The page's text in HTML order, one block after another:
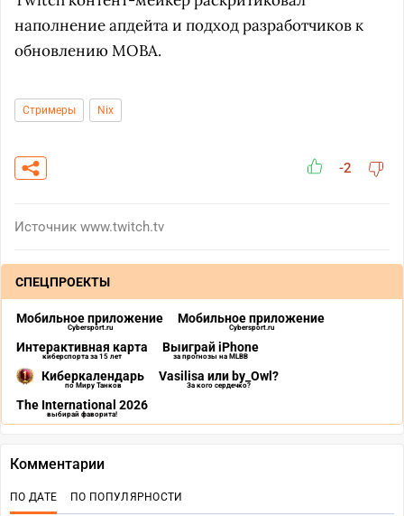
наполнение апдейта и подход разработчиков к
обновлению MOBA.
Стримеры Nix
-2
Источник www.twitch.tv
СПЕЦПРОЕКТЫ
Мобильное приложение
Cybersport.ru
Мобильное приложение
Cybersport.ru
Интерактивная карта
киберспорта за 15 лет
Выиграй iPhone
за прогнозы на MLBB
Киберкалендарь
по Миру Танков
Vasilisa или by_Owl?
За кого сердечко?
The International 2026
выбирай фаворита!
Комментарии
ПО ДАТЕ ПО ПОПУЛЯРНОСТИ